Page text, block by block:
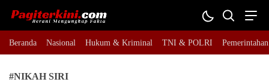
Pagiterkini.com
Berani Mengungkap Fakta
Beranda Nasional Hukum & Kriminal TNI & POLRI Pemerintahan
#NIKAH SIRI